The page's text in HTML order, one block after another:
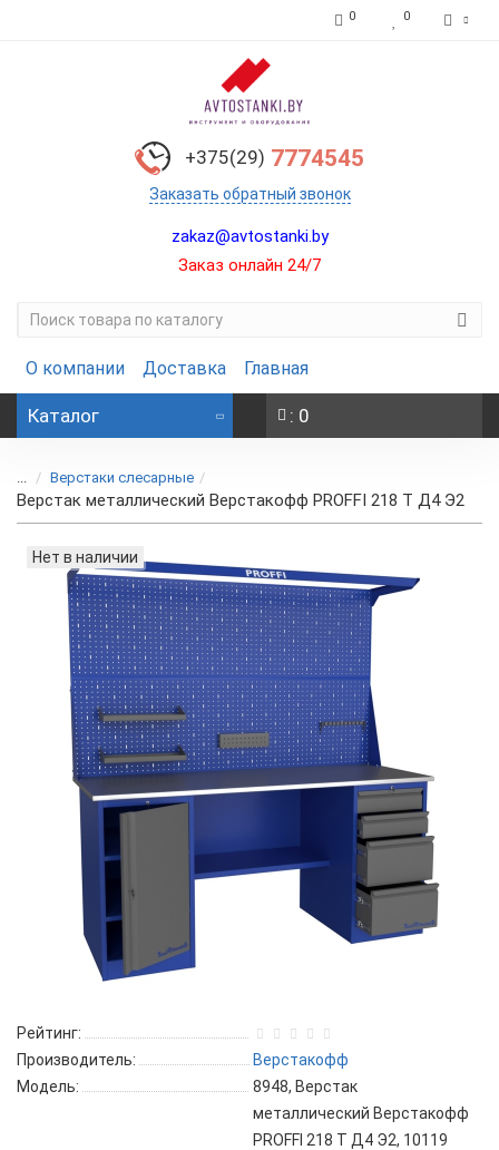
0 0
+375(29) 7774545
Заказать обратный звонок
zakaz@avtostanki.by
Заказ онлайн 24/7
О компании Доставка Главная
Каталог : 0
... Верстаки слесарные
Верстак металлический Верстакофф PROFFI 218 Т Д4 Э2
Нет в наличии
Рейтинг:
Производитель:
Верстакофф
Модель:
8948, Верстак
металлический Верстакофф
PROFFI 218 Т Д4 Э2, 10119